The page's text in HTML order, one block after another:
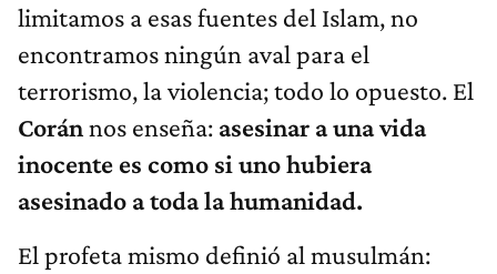
limitamos a esas fuentes del Islam, no
encontramos ningún aval para el
terrorismo, la violencia; todo lo opuesto. El
Coránnos enseña: asesinar a una vida
inocente es como si uno hubiera
asesinado a toda la humanidad.
El profeta mismo definió al musulmán: